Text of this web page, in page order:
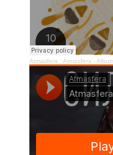
Atmasfera · Atmasfera -